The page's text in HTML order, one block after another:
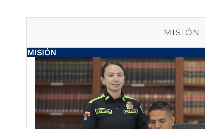
MISIÓN
MISIÓN